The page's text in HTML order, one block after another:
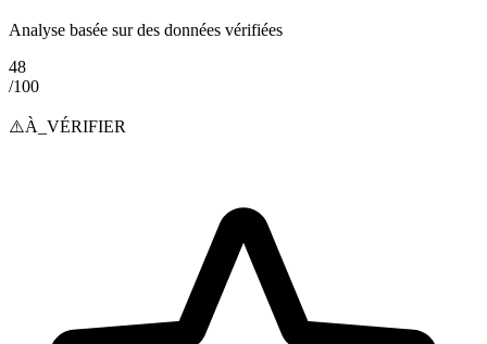
Analyse basée sur des données vérifiées
48
/100
⚠️À_VÉRIFIER